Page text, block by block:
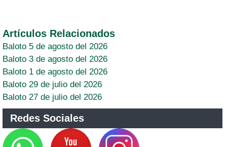
Artículos Relacionados
Baloto 5 de agosto del 2026
Baloto 3 de agosto del 2026
Baloto 1 de agosto del 2026
Baloto 29 de julio del 2026
Baloto 27 de julio del 2026
Redes Sociales